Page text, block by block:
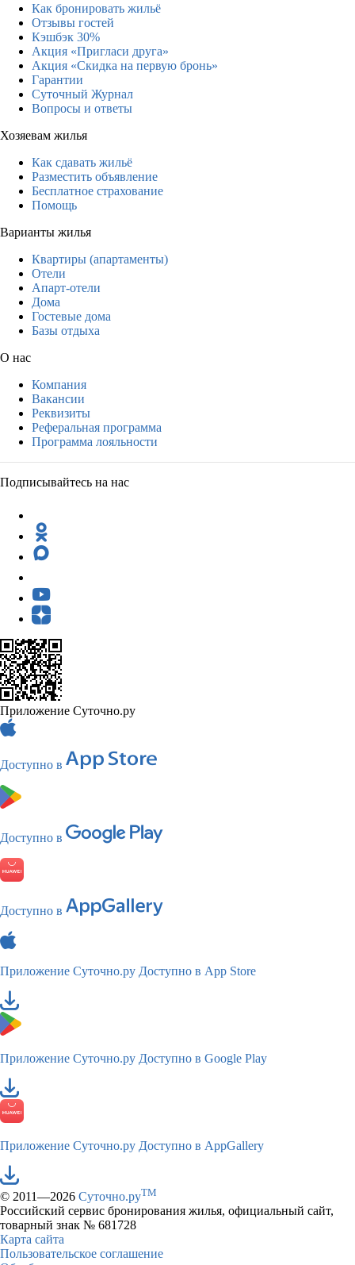
Как бронировать жильё
Отзывы гостей
Кэшбэк 30%
Акция «Пригласи друга»
Акция «Скидка на первую бронь»
Гарантии
Суточный Журнал
Вопросы и ответы
Хозяевам жилья
Как сдавать жильё
Разместить объявление
Бесплатное страхование
Помощь
Варианты жилья
Квартиры (апартаменты)
Отели
Апарт-отели
Дома
Гостевые дома
Базы отдыха
О нас
Компания
Вакансии
Реквизиты
Реферальная программа
Программа лояльности
Подписывайтесь на нас
Приложение Суточно.ру
Доступно в
Доступно в
Доступно в
Приложение Суточно.ру Доступно в App Store
Приложение Суточно.ру Доступно в Google Play
Приложение Суточно.ру Доступно в AppGallery
© 2011—2026 Суточно.руTM
Российский сервис бронирования жилья, официальный сайт,
товарный знак № 681728
Карта сайта
Пользовательское соглашение